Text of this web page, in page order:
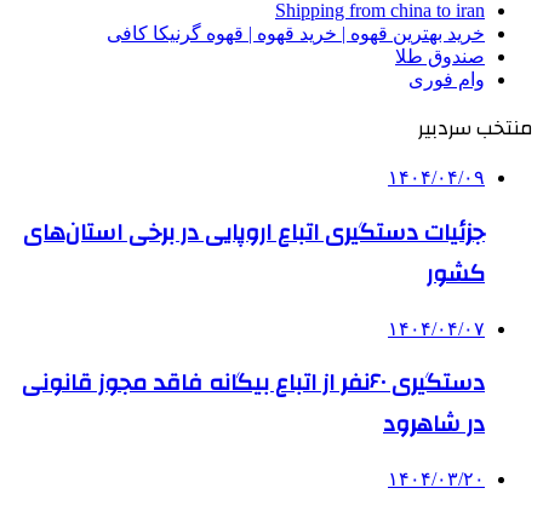
Shipping from china to iran
خرید بهترین قهوه | خرید قهوه | قهوه گرنیکا کافی
صندوق طلا
وام فوری
منتخب سردبیر
۱۴۰۴/۰۴/۰۹
جزئیات دستگیری اتباع اروپایی‌ در برخی استان‌های
کشور
۱۴۰۴/۰۴/۰۷
دستگیری ۶۰نفر از اتباع بیگانه فاقد مجوز قانونی
در شاهرود
۱۴۰۴/۰۳/۲۰